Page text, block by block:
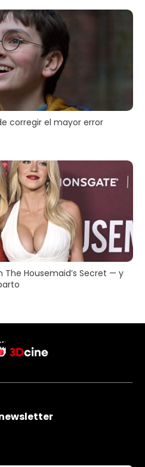
corregir el mayor error
The Housemaid’s Secret — y